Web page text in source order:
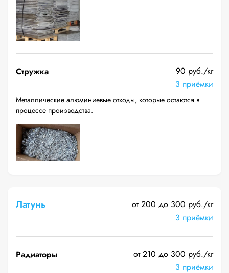
Стружка
90 руб./кг
3 приёмки
Металлические алюминиевые отходы, которые остаются в
процессе производства.
Латунь
от 200 до 300 руб./кг
3 приёмки
Радиаторы
от 210 до 300 руб./кг
3 приёмки